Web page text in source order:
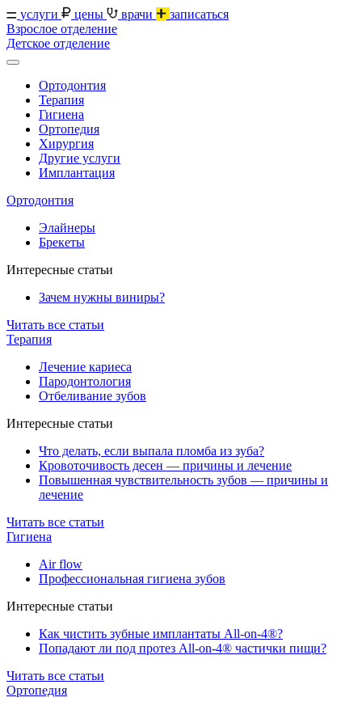
услуги цены врачи
записаться
Взрослое отделение
Детское отделение
Ортодонтия
Терапия
Гигиена
Ортопедия
Хирургия
Другие услуги
Имплантация
Ортодонтия
Элайнеры
Брекеты
Интересные статьи
Зачем нужны виниры?
Читать все статьи
Терапия
Лечение кариеса
Пародонтология
Отбеливание зубов
Интересные статьи
Что делать, если выпала пломба из зуба?
Кровоточивость десен — причины и лечение
Повышенная чувствительность зубов — причины и
лечение
Читать все статьи
Гигиена
Air flow
Профессиональная гигиена зубов
Интересные статьи
Как чистить зубные имплантаты All-on-4®?
Попадают ли под протез All-on-4® частички пищи?
Читать все статьи
Ортопедия